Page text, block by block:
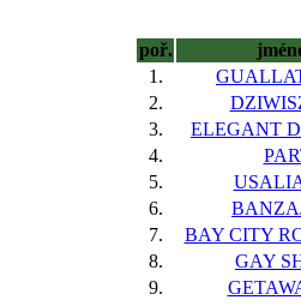
poř.
1.
2.
3.
ELEGANT
4.
5.
6.
7.
BAY CITY
8.
GAY
9.